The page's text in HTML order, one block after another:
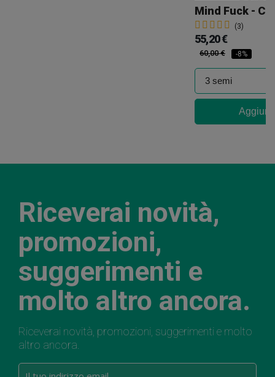
Mind Fuck -
(3)
55,20 €
60,00 € -8%
Riceverai novità,
promozioni,
suggerimenti e
molto altro ancora.
Riceverai novità, promozioni, suggerimenti e molto
altro ancora.